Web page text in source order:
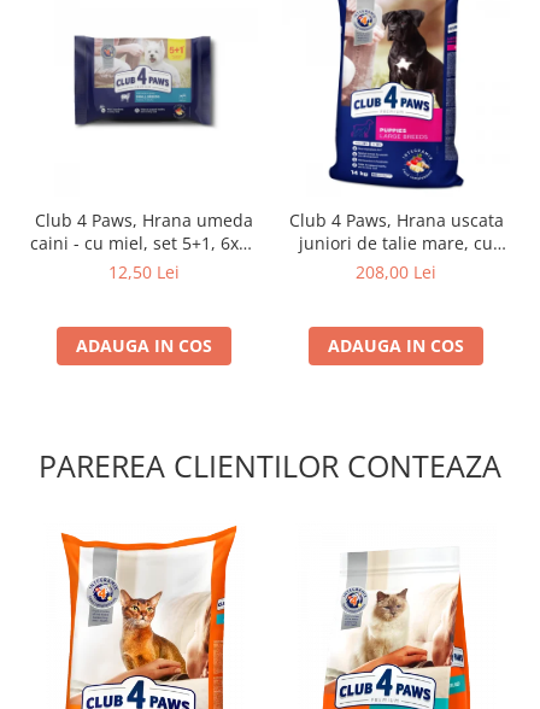
Club 4 Paws, Hrana umeda
caini - cu miel, set 5+1, 6x80
g
12,50 Lei
ADAUGA IN COS
Club 4 Paws, Hrana uscata
juniori de talie mare, cu
pui, 14kg
208,00 Lei
ADAUGA IN COS
PAREREA CLIENTILOR CONTEAZA